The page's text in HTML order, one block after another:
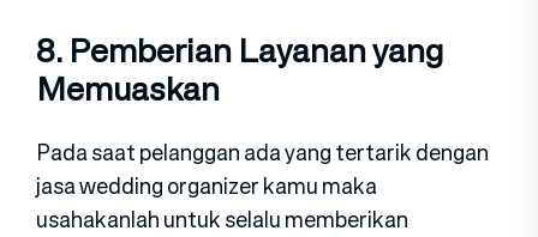
8. Pemberian Layanan yang
Memuaskan
Pada saat pelanggan ada yang tertarik dengan
jasa wedding organizer kamu maka
usahakanlah untuk selalu memberikan